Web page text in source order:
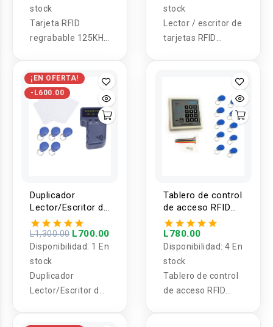
stock
Tarjeta RFID
regrabable 125KHZ
stock
Lector / escritor de
tarjetas RFID
¡EN OFERTA!
-L600.00
Duplicador
Lector/Escritor de
Tarjetas y
Llaveros RFID
125Khz
EM4100/HID/AWID
L1,300.00 L700.00
Disponibilidad: 1 En
stock
Duplicador
Lector/Escritor de
Tablero de control
de acceso RFID
12V 125 Khz con
Tags (10U)
L780.00
Disponibilidad: 4 En
stock
Tablero de control
de acceso RFID